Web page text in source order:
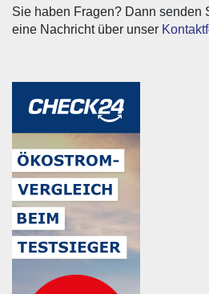
Sie haben Fragen? Dann senden
eine Nachricht über unser